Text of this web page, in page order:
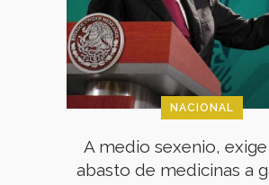
NACIONAL
A medio sexenio, exige
abasto de medicinas a